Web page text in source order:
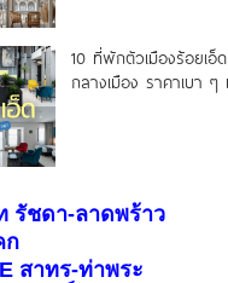
10 ที่พักตัวเมืองร้อยเอ็
กลางเมือง ราคาเบา ๆ
รัชดา-ลาดพร้าว
ก
สาทร-ท่าพระ